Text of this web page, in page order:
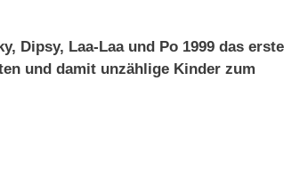
Dipsy, Laa-Laa und Po 1999 das erste
und damit unzählige Kinder zum